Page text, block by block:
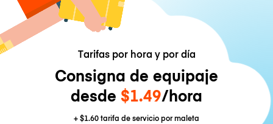
Tarifas por hora y por día
Consigna de equipaje
desde $1.49/hora
+$1.60tarifa de servicio por maleta